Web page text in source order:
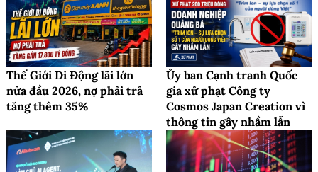
Thế Giới Di Động lãi lớn
nửa đầu 2026, nợ phải trả
tăng thêm 35%
Ủy ban Cạnh tranh Quốc
gia xử phạt Công ty
Cosmos Japan Creation vì
thông tin gây nhầm lẫn